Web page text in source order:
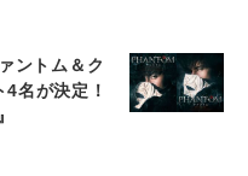
ントム＆ク
名が決定！